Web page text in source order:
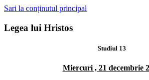
Sari la conținutul principal
Legea lui Hristos
Studiul 13
Miercuri , 21 decembrie